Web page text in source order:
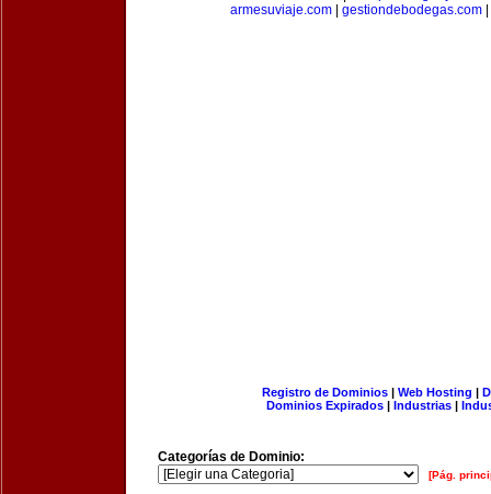
armesuviaje.com| gestiondebodegas.com|
Registro de Dominios| Web Hosting |
Dominios Expirados | Industrias |
Categorías de Dominio:
[Pág.